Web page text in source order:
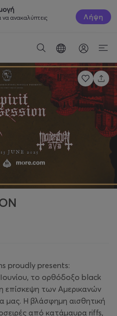
να ανακαλύπτεις
Λήψη
proudly presents:
το ορθόδοξο black
επίσκεψη των Αμερικανών
μας. Η βλάσφημη αισθητική
από κατάμαυρα riffs,